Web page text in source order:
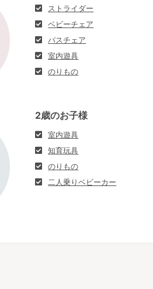
ストライダー
ベビーチェア
バスチェア
室内遊具
のりもの
2歳のお子様
室内遊具
知育玩具
のりもの
二人乗りベビーカー